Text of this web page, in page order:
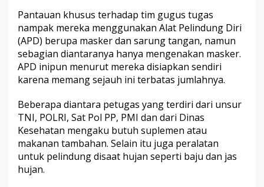
Pantauan khusus terhadap tim gugus tugas
nampak mereka menggunakan Alat Pelindung Diri
(APD) berupa masker dan sarung tangan, namun
sebagian diantaranya hanya mengenakan masker.
APD inipun menurut mereka disiapkan sendiri
karena memang sejauh ini terbatas jumlahnya.
Beberapa diantara petugas yang terdiri dari unsur
TNI, POLRI, Sat Pol PP, PMI dan dari Dinas
Kesehatan mengaku butuh suplemen atau
makanan tambahan. Selain itu juga peralatan
untuk pelindung disaat hujan seperti baju dan jas
hujan.